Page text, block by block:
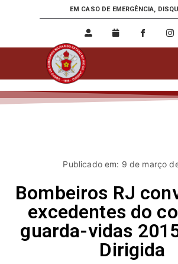
EM CASO DE EMERGÊNCIA,
Publicado em: 9 de março
Bombeiros RJ
excedentes do
guarda-vidas
Dirigida